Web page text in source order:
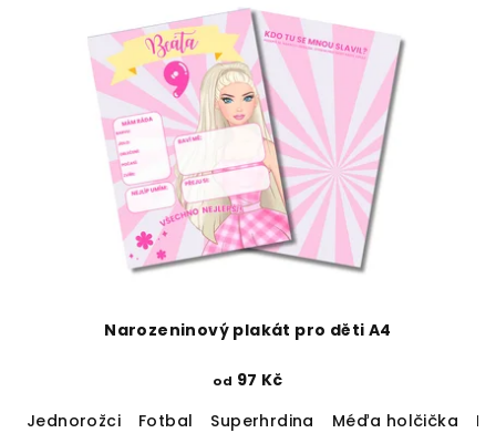
Narozeninový plakát pro děti A4
od 97 Kč
Jednorožci
Fotbal Superhrdina Méďa holčička